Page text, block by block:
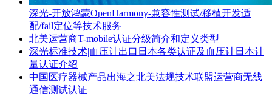
深光-开放鸿蒙OpenHarmony-兼容性测试/移植开发适
配/fail定位等技术服务
北美运营商T-mobile认证分级简介和定义类型
深光标准技术|血压计出口日本各类认证及血压计日本计
量认证介绍
中国医疗器械产品出海之北美法规技术联盟运营商无线
通信测试认证